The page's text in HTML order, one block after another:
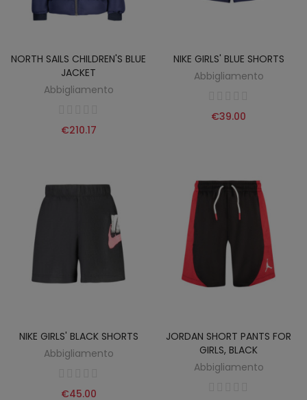
NORTH SAILS CHILDREN'S BLUE
JACKET
Abbigliamento
€210.17
NIKE GIRLS' BLUE SHORTS
Abbigliamento
€39.00
NIKE GIRLS' BLACK SHORTS
Abbigliamento
€45.00
JORDAN SHORT PANTS FOR
GIRLS, BLACK
Abbigliamento